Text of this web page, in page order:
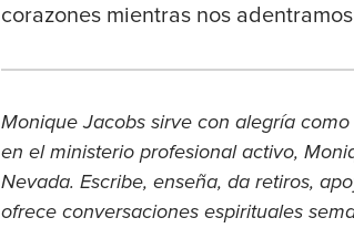
corazones mientras nos
Monique Jacobs sirve con alegría
en el ministerio profesional activo,
Nevada. Escribe, enseña, da retiros,
ofrece conversaciones espirituales